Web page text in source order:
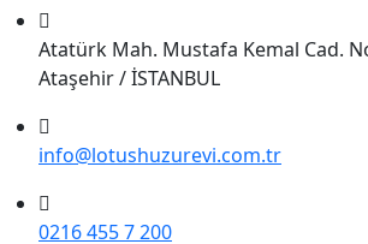
Atatürk Mah. Mustafa Kemal Cad.
Ataşehir / İSTANBUL
info@lotushuzurevi.com.tr
0216 455 7 200